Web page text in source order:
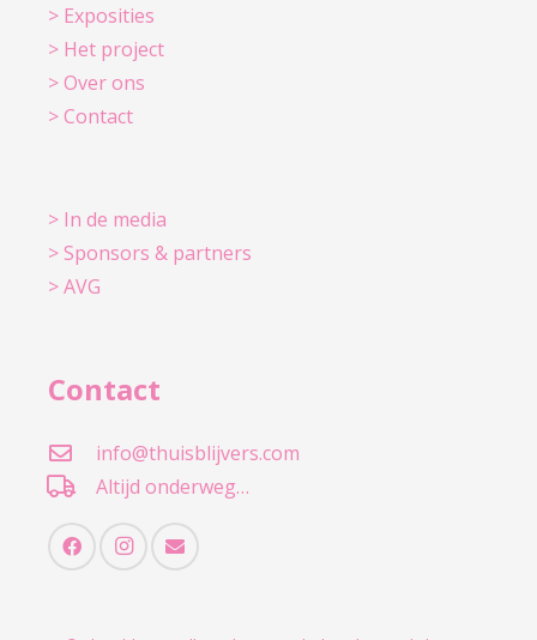
> Exposities
> Het project
> Over ons
> Contact
> In de media
> Sponsors & partners
> AVG
Contact
info@thuisblijvers.com
Altijd onderweg…